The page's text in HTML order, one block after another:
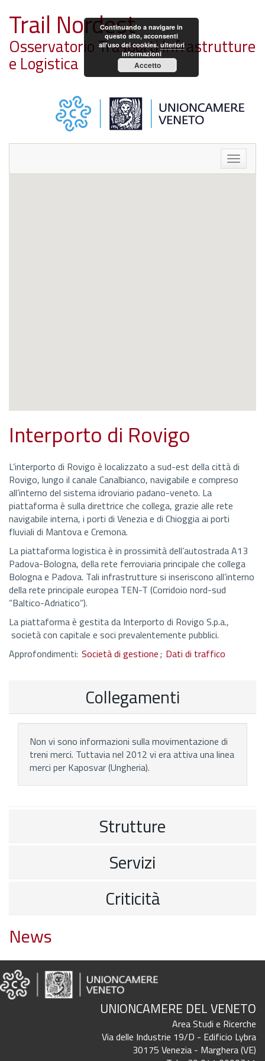
Trail Nordest
Osservatorio Trasporti Infrastrutture
e Logistica
Toggle
Interporto di Rovigo
L’interporto di Rovigo è localizzato a sud-est della città di
Rovigo, lungo il canale Canalbianco, navigabile e compreso
all’interno del sistema idroviario padano-veneto. La
piattaforma è sulla direttrice che collega, grazie alle rete
navigabile interna, i porti di Venezia e di Chioggia ai porti
fluviali di Mantova e Cremona.
La piattaforma logistica è in prossimità dell’autostrada A13
Padova-Bologna, della rete ferroviaria principale che collega
Bologna e Padova. Tali infrastrutture si inseriscono all’interno
della rete principale europea TEN-T (Corridoio nord-sud
“Baltico-Adriatico”).
La piattaforma è gestita da Interporto di Rovigo S.p.a.,
società con capitale e soci prevalentemente pubblici.
Approfondimenti: Società di gestione; Dati di traffico
Collegamenti
Non vi sono informazioni sulla movimentazione di
treni merci. Tuttavia nel 2012 vi era attiva una linea
merci per Kaposvar (Ungheria).
Strutture
Servizi
Criticità
News
UNIONCAMERE DEL VENETO
Area Studi e Ricerche
Via delle Industrie 19/D - Edificio Lybra
30175 Venezia - Marghera (VE)
Continuando a navigare in
questo sito, acconsenti
all'uso dei cookies. ulteriori
informazioni
Accetto